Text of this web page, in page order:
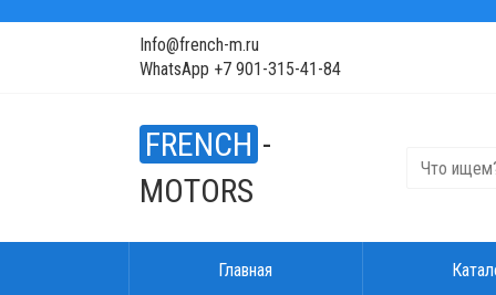
Info@french-m.ru
WhatsApp +7 901-315-41-84
FRENCH -
MOTORS
Главная